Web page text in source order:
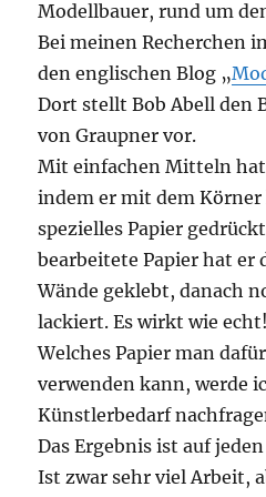
steuern sein.
Ruder umgebaut und
Video-
Player
00:00